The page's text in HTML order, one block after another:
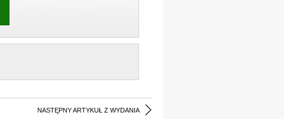
NASTĘPNY ARTYKUŁ Z WYDANIA